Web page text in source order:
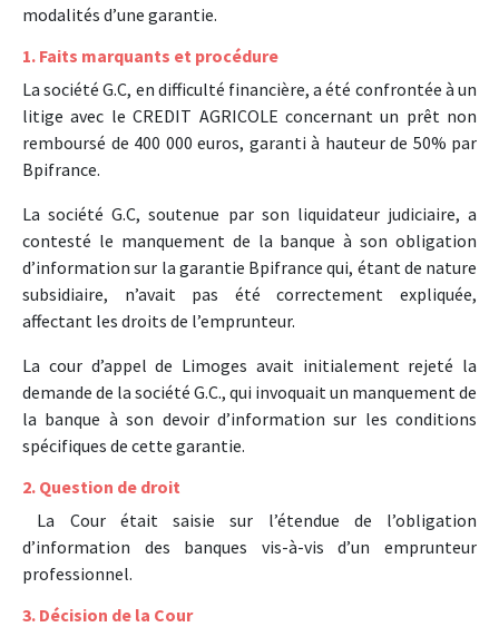
modalités d’une garantie.
1. Faits marquants et procédure
La société G.C, en difficulté financière, a été confrontée à un
litige avec le CREDIT AGRICOLE concernant un prêt non
remboursé de 400 000 euros, garanti à hauteur de 50% par
Bpifrance.
La société G.C, soutenue par son liquidateur judiciaire, a
contesté le manquement de la banque à son obligation
d’information sur la garantie Bpifrance qui, étant de nature
subsidiaire, n’avait pas été correctement expliquée,
affectant les droits de l’emprunteur.
La cour d’appel de Limoges avait initialement rejeté la
demande de la société G.C., qui invoquait un manquement de
la banque à son devoir d’information sur les conditions
spécifiques de cette garantie.
2. Question de droit
La Cour était saisie sur l’étendue de l’obligation
d’information des banques vis-à-vis d’un emprunteur
professionnel.
3. Décision de la Cour